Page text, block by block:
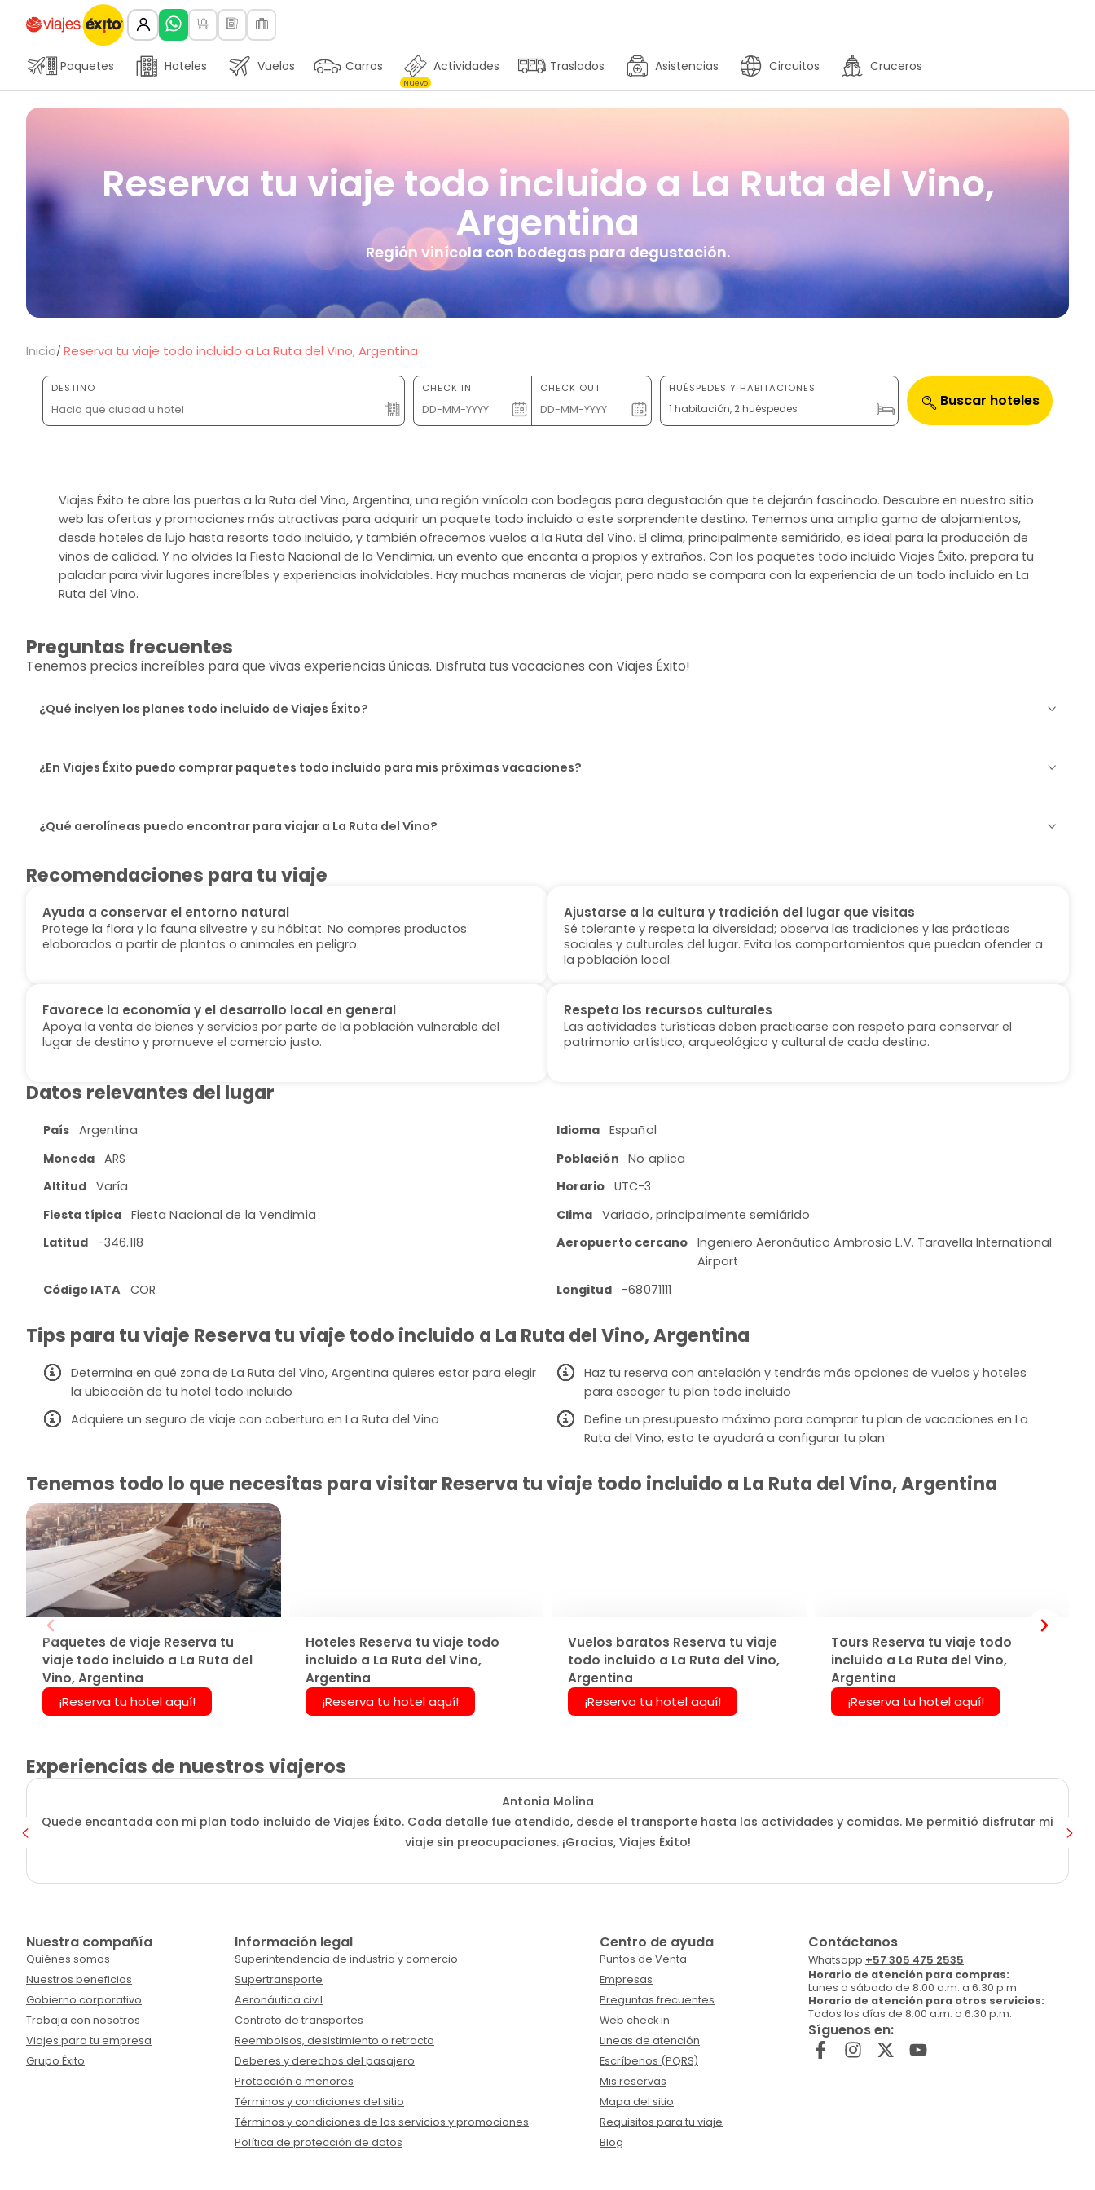
Paquetes Hoteles Vuelos Carros Actividades
Nuevo
Traslados Asistencias Circuitos Cruceros
Reserva tu viaje todo incluido a La Ruta del Vino,
Argentina
Región vinícola con bodegas para degustación.
Inicio Reserva tu viaje todo incluido a La Ruta del Vino, Argentina
DESTINO CHECK IN CHECK OUT HUÉSPEDES Y HABITACIONES
1 habitación, 2 huéspedes Buscar hoteles
Viajes Éxito te abre las puertas a la Ruta del Vino, Argentina, una región vinícola con bodegas para degustación que te dejarán fascinado. Descubre en nuestro sitio
web las ofertas y promociones más atractivas para adquirir un paquete todo incluido a este sorprendente destino. Tenemos una amplia gama de alojamientos,
desde hoteles de lujo hasta resorts todo incluido, y también ofrecemos vuelos a la Ruta del Vino. El clima, principalmente semiárido, es ideal para la producción de
vinos de calidad. Y no olvides la Fiesta Nacional de la Vendimia, un evento que encanta a propios y extraños. Con los paquetes todo incluido Viajes Éxito, prepara tu
paladar para vivir lugares increíbles y experiencias inolvidables. Hay muchas maneras de viajar, pero nada se compara con la experiencia de un todo incluido en La
Ruta del Vino.
Preguntas frecuentes
Tenemos precios increíbles para que vivas experiencias únicas. Disfruta tus vacaciones con Viajes Éxito!
¿Qué inclyen los planes todo incluido de Viajes Éxito?
¿En Viajes Éxito puedo comprar paquetes todo incluido para mis próximas vacaciones?
¿Qué aerolíneas puedo encontrar para viajar a La Ruta del Vino?
Recomendaciones para tu viaje
Ayuda a conservar el entorno natural
Protege la flora y la fauna silvestre y su hábitat. No compres productos
elaborados a partir de plantas o animales en peligro.
Ajustarse a la cultura y tradición del lugar que visitas
Sé tolerante y respeta la diversidad; observa las tradiciones y las prácticas
sociales y culturales del lugar. Evita los comportamientos que puedan ofender a
la población local.
Favorece la economía y el desarrollo local en general
Apoya la venta de bienes y servicios por parte de la población vulnerable del
lugar de destino y promueve el comercio justo.
Respeta los recursos culturales
Las actividades turísticas deben practicarse con respeto para conservar el
patrimonio artístico, arqueológico y cultural de cada destino.
Datos relevantes del lugar
País Argentina Idioma Español
Moneda ARS Población
No aplica
Altitud
Varía Horario
UTC-3
Fiesta típica Fiesta Nacional de la Vendimia Clima Variado, principalmente semiárido
Latitud
-346.118 Aeropuerto cercano
Ingeniero Aeronáutico Ambrosio L.V. Taravella International
Airport
Código IATA
COR Longitud -68071111
Tips para tu viaje Reserva tu viaje todo incluido a La Ruta del Vino, Argentina
Determina en qué zona de La Ruta del Vino, Argentina quieres estar para elegir
la ubicación de tu hotel todo incluido
Haz tu reserva con antelación y tendrás más opciones de vuelos y hoteles
para escoger tu plan todo incluido
Adquiere un seguro de viaje con cobertura en La Ruta del Vino
Define un presupuesto máximo para comprar tu plan de vacaciones en La
Ruta del Vino, esto te ayudará a configurar tu plan
Tenemos todo lo que necesitas para visitar Reserva tu viaje todo incluido a La Ruta del Vino, Argentina
Paquetes de viaje Reserva tu
viaje todo incluido a La Ruta del
Vino, Argentina
¡Reserva tu hotel aquí!
Hoteles Reserva tu viaje todo
incluido a La Ruta del Vino,
Argentina
¡Reserva tu hotel aquí!
Vuelos baratos Reserva tu viaje
todo incluido a La Ruta del Vino,
Argentina
¡Reserva tu hotel aquí!
Tours Reserva tu viaje todo
incluido a La Ruta del Vino,
Argentina
¡Reserva tu hotel aquí!
Experiencias de nuestros viajeros
Antonia Molina
Quede encantada con mi plan todo incluido de Viajes Éxito. Cada detalle fue atendido, desde el transporte hasta las actividades y comidas. Me permitió disfrutar mi
viaje sin preocupaciones. ¡Gracias, Viajes Éxito!
Nuestra compañía
Quiénes somos
Nuestros beneficios
Gobierno corporativo
Trabaja con nosotros
Viajes para tu empresa
Grupo Éxito
Información legal
Superintendencia de industria y comercio
Supertransporte
Aeronáutica civil
Contrato de transportes
Reembolsos, desistimiento o retracto
Deberes y derechos del pasajero
Protección a menores
Términos y condiciones del sitio
Términos y condiciones de los servicios y promociones
Política de protección de datos
Centro de ayuda
Puntos de Venta
Empresas
Preguntas frecuentes
Web check in
Lineas de atención
Escríbenos (PQRS)
Mis reservas
Mapa del sitio
Requisitos para tu viaje
Blog
Contáctanos
Whatsapp:+57 305 475 2535
Horario de atención para compras:
Lunes a sábado de 8:00 a.m. a 6:30 p.m.
Horario de atención para otros servicios:
Todos los días de 8:00 a.m. a 6:30 p.m.
Síguenos en: